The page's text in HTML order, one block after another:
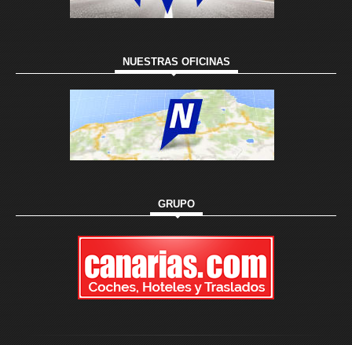
NUESTRAS OFICINAS
GRUPO